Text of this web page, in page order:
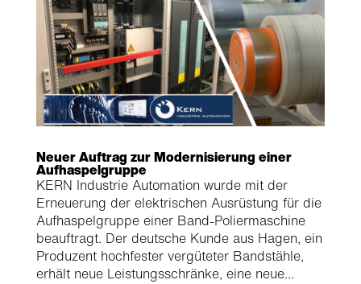
Neuer Auftrag zur Modernisierung einer
Aufhaspelgruppe
KERN Industrie Automation wurde mit der
Erneuerung der elektrischen Ausrüstung für die
Aufhaspelgruppe einer Band-Poliermaschine
beauftragt. Der deutsche Kunde aus Hagen, ein
Produzent hochfester vergüteter Bandstähle,
erhält neue Leistungsschränke, eine neue...